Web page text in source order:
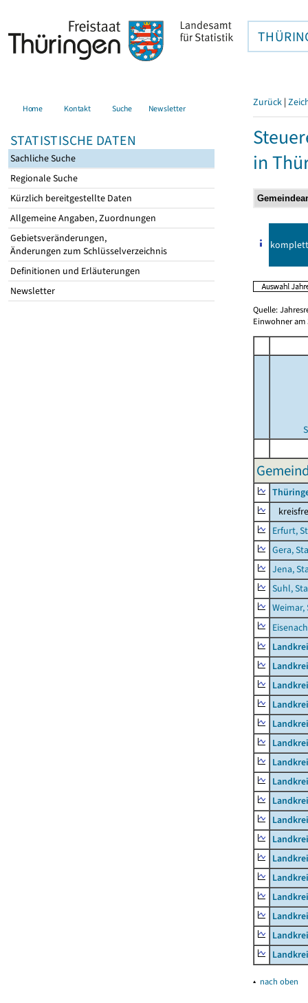
Home Kontakt Suche Newsletter
STATISTISCHE DATEN
Sachliche Suche
Regionale Suche
Kürzlich bereitgestellte Daten
Allgemeine Angaben, Zuordnungen
Gebietsveränderungen,
Änderungen zum Schlüsselverzeichnis
Definitionen und Erläuterungen
Newsletter
Zurück |
in
komplett
Quelle:
Einwohner am
Erfurt,
Gera,
Jena,
Suhl,
Weimar,
▴ nach oben